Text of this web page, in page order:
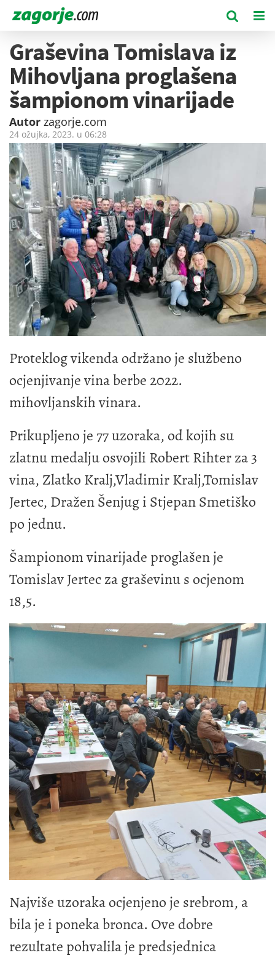
Graševina Tomislava iz
Mihovljana proglašena
šampionom vinarijade
Autor zagorje.com
24 ožujka, 2023. u 06:28
Proteklog vikenda održano je službeno
ocjenjivanje vina berbe 2022.
mihovljanskih vinara.
Prikupljeno je 77 uzoraka, od kojih su
zlatnu medalju osvojili Robert Rihter za 3
vina, Zlatko Kralj,Vladimir Kralj,Tomislav
Jertec, Dražen Šenjug i Stjepan Smetiško
po jednu.
Šampionom vinarijade proglašen je
Tomislav Jertec za graševinu s ocjenom
18,5.
Najviše uzoraka ocjenjeno je srebrom, a
bila je i poneka bronca. Ove dobre
rezultate pohvalila je predsjednica